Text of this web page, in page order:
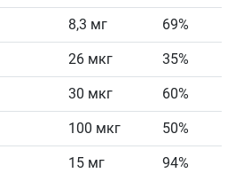
8,3 мг 69%
26 мкг 35%
30 мкг 60%
100 мкг 50%
15 мг 94%